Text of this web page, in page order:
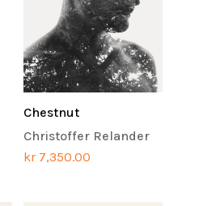
Chestnut
Christoffer Relander
kr 7,350.00